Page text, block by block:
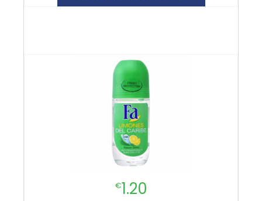
€1.20